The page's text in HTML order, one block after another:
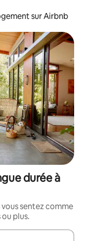
sur Airbnb
durée à
sentez comme
plus.